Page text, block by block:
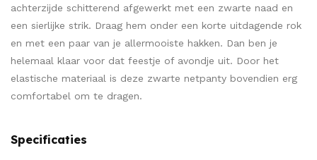
achterzijde schitterend afgewerkt met een zwarte naad en
een sierlijke strik. Draag hem onder een korte uitdagende rok
en met een paar van je allermooiste hakken. Dan ben je
helemaal klaar voor dat feestje of avondje uit. Door het
elastische materiaal is deze zwarte netpanty bovendien erg
comfortabel om te dragen.
Specificaties